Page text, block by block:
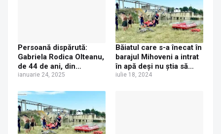
Persoană dispărută:
Gabriela Rodica Olteanu,
de 44 de ani, din
Mihoveni
ianuarie 24, 2025
Băiatul care s-a înecat în
barajul Mihoveni a intrat
în apă deși nu știa să
înoate
iulie 18, 2024